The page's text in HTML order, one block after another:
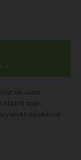
on aina
saa
asiakkaat